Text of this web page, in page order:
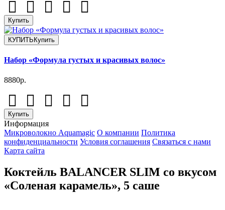
Купить
КУПИТЬ Купить
Набор «Формула густых и красивых волос»
8880р.
Купить
Информация
Микроволокно Aquamagic О компании Политика
конфиденциальности Условия соглашения Связаться с нами
Карта сайта
Коктейль BALANCER SLIM со вкусом
«Соленая карамель», 5 саше